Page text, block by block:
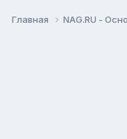
Главная NAG.RU -